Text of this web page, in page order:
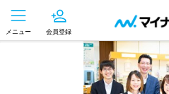
メニュー 会員登録